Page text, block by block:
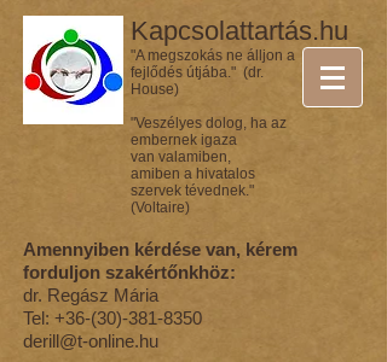
Kapcsolattartás.hu
"A megszokás ne álljon a
fejlődés útjába." (dr.
House)
"Veszélyes dolog, ha az
embernek igaza
van valamiben,
amiben a hivatalos
szervek tévednek."
(Voltaire)
Amennyiben kérdése van, kérem
forduljon szakértőnkhöz:
dr. Regász Mária
Tel: +36-(30)-381-8350
derill@t-online.hu